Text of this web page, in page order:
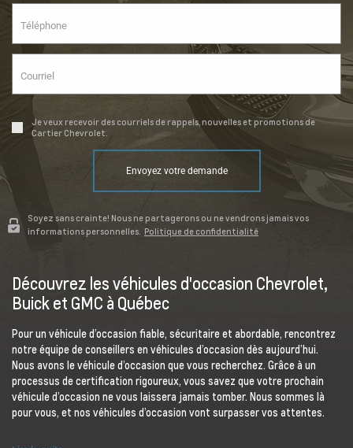
Je veux recevoir des courriels de rappels, nouvelles et promotions de
Cartier Chevrolet.
Envoyez votre demande
Soyez sans crainte! Nous ne partagerons ou ne vendrons jamais vos
informations personnelles. Politique de confidentialité
Découvrez les véhicules d'occasion Chevrolet,
Buick et GMC à Québec
Pour un véhicule d’occasion fiable, sécuritaire et abordable, rencontrez
notre équipe de conseillers en véhicules d’occasion dès aujourd’hui.
Nous avons le véhicule d’occasion que vous recherchez. Grâce à un
processus de certification rigoureux, vous savez que votre prochain
véhicule d’occasion ne vous laissera jamais tomber. Nous sommes là
pour vous, et nos véhicules d’occasion vont surpasser vos attentes.